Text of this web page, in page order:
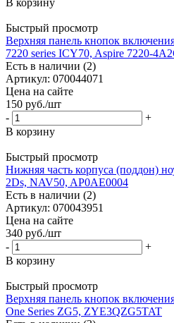
Быстрый просмотр
Верхняя панель кнопок
7220 series ICY70, Aspire 7220-
Есть в наличии (2)
Артикул: 070044071
Цена на сайте
150 руб./шт
-
+
В корзину
Быстрый просмотр
Нижняя часть корпуса (поддон)
2Ds, NAV50, AP0AE0004
Есть в наличии (2)
Артикул: 070043951
Цена на сайте
340 руб./шт
-
+
В корзину
Быстрый просмотр
Верхняя панель кнопок
One Series ZG5, ZYE3QZG5TAT